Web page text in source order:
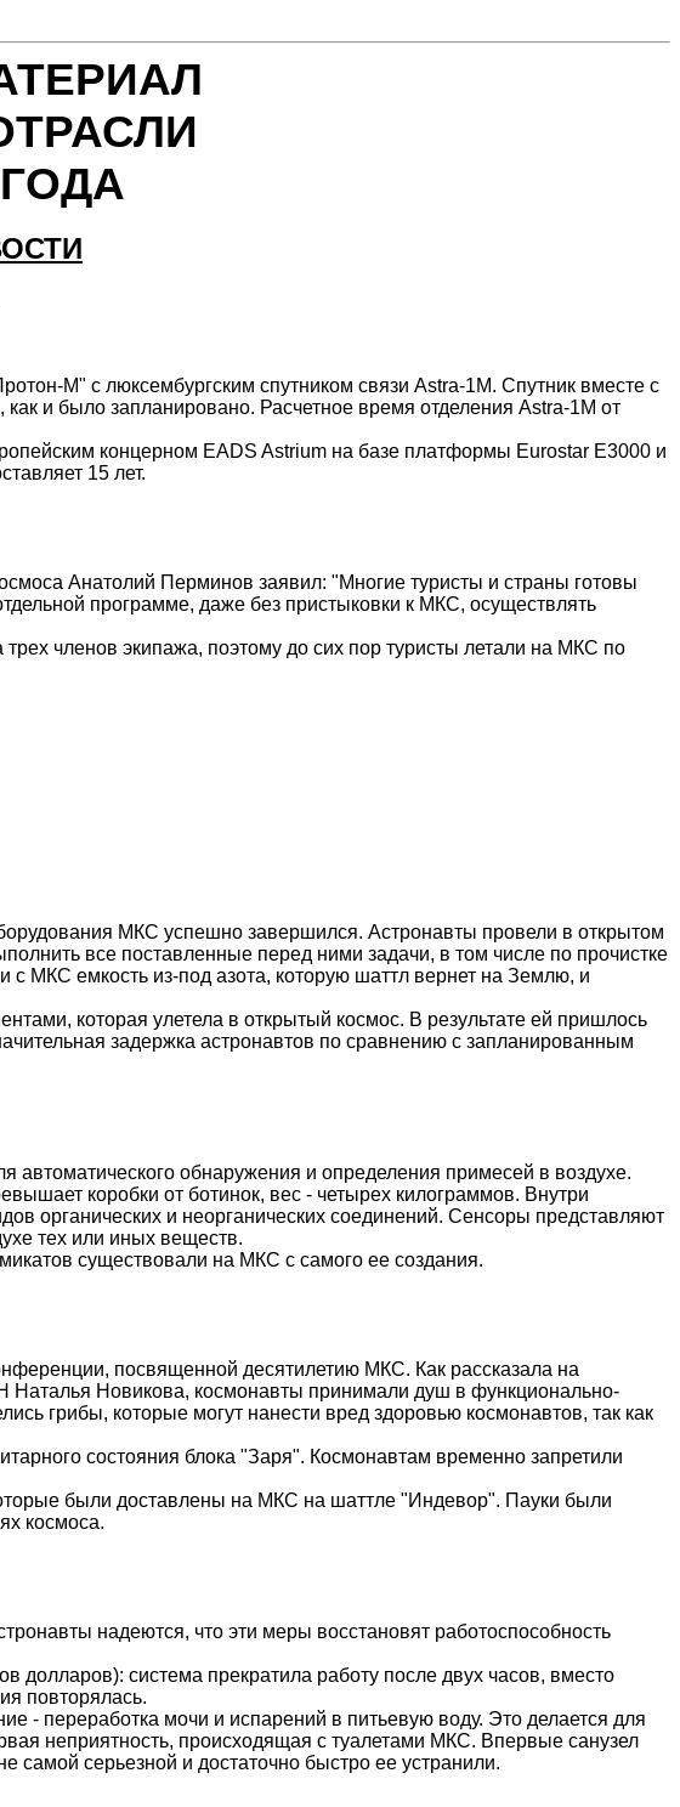
М" с люксембургским спутником связи Astra-1M. Спутник вместе с
как и было запланировано. Расчетное время отделения Astra-1M от
концерном EADSAstrium на базе платформы Eurostar E3000 и
15 лет.
Анатолий Перминов заявил: "Многие туристы и страны готовы
программе, даже без пристыковки к МКС, осуществлять
членов экипажа, поэтому до сих пор туристы летали на МКС по
МКС успешно завершился. Астронавты провели в открытом
все поставленные перед ними задачи, в том числе по прочистке
с МКС емкость из-под азота, которую шаттл вернет на Землю, и
которая улетела в открытый космос. В результате ей пришлось
задержка астронавтов по сравнению с запланированным
обнаружения и определения примесей в воздухе.
коробки от ботинок, вес - четырех килограммов. Внутри
органических и неорганических соединений. Сенсоры представляют
тех или иных веществ.
существовали на МКС с самого ее создания.
посвященной десятилетию МКС. Как рассказала на
Наталья Новикова, космонавты принимали душ в функционально-
грибы, которые могут нанести вред здоровью космонавтов, так как
состояния блока "Заря". Космонавтам временно запретили
были доставлены на МКС на шаттле "Индевор". Пауки были
космоса.
надеются, что эти меры восстановят работоспособность
долларов): система прекратила работу после двух часов, вместо
повторялась.
- переработка мочи и испарений в питьевую воду. Это делается для
неприятность, происходящая с туалетами МКС. Впервые санузел
самой серьезной и достаточно быстро ее устранили.